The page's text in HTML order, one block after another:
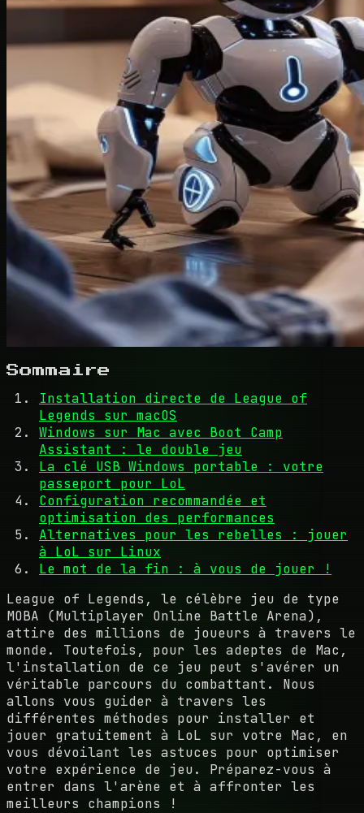
Sommaire
Installation directe de League of
Legends sur macOS
Windows sur Mac avec Boot Camp
Assistant : le double jeu
La clé USB Windows portable : votre
passeport pour LoL
Configuration recommandée et
optimisation des performances
Alternatives pour les rebelles : jouer
à LoL sur Linux
Le mot de la fin : à vous de jouer !
League of Legends, le célèbre jeu de type
MOBA (Multiplayer Online Battle Arena),
attire des millions de joueurs à travers le
monde. Toutefois, pour les adeptes de Mac,
l'installation de ce jeu peut s'avérer un
véritable parcours du combattant. Nous
allons vous guider à travers les
différentes méthodes pour installer et
jouer gratuitement à LoL sur votre Mac, en
vous dévoilant les astuces pour optimiser
votre expérience de jeu. Préparez-vous à
entrer dans l'arène et à affronter les
meilleurs champions !